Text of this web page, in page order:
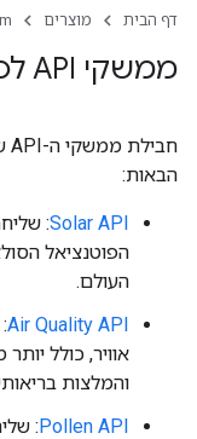
דף הבית מוצרים
ממשקי API לסביבה
הבאות:
Solar API
:
הפוטנציאל
העולם.
Air Quality API
והמלצות
Pollen API
: